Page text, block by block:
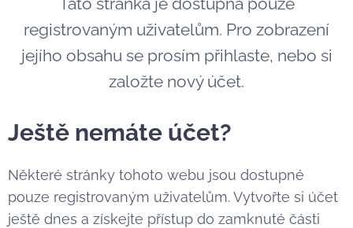
Tato stránka je dostupná pouze
registrovaným uživatelům. Pro zobrazení
jejího obsahu se prosím přihlaste, nebo si
založte nový účet.
Ještě nemáte účet?
Některé stránky tohoto webu jsou dostupné
pouze registrovaným uživatelům. Vytvořte si účet
ještě dnes a získejte přístup do zamknuté části